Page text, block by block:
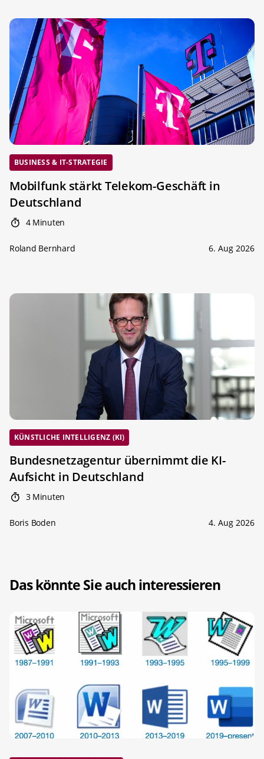
BUSINESS & IT-STRATEGIE
Mobilfunk stärkt Telekom-Geschäft in
Deutschland
4 Minuten
Roland Bernhard 6. Aug 2026
KÜNSTLICHE INTELLIGENZ (KI)
Bundesnetzagentur übernimmt die KI-
Aufsicht in Deutschland
3 Minuten
Boris Boden 4. Aug 2026
Das könnte Sie auch interessieren